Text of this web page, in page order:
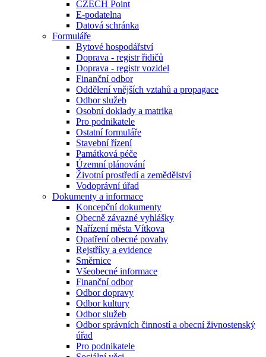
CZECH Point
E-podatelna
Datová schránka
Formuláře
Bytové hospodářství
Doprava - registr řidičů
Doprava - registr vozidel
Finanční odbor
Oddělení vnějších vztahů a propagace
Odbor služeb
Osobní doklady a matrika
Pro podnikatele
Ostatní formuláře
Stavební řízení
Památková péče
Územní plánování
Životní prostředí a zemědělství
Vodoprávní úřad
Dokumenty a informace
Koncepční dokumenty
Obecně závazné vyhlášky
Nařízení města Vítkova
Opatření obecné povahy
Rejstříky a evidence
Směrnice
Všeobecné informace
Finanční odbor
Odbor dopravy
Odbor kultury
Odbor služeb
Odbor správních činností a obecní živnostenský
úřad
Pro podnikatele